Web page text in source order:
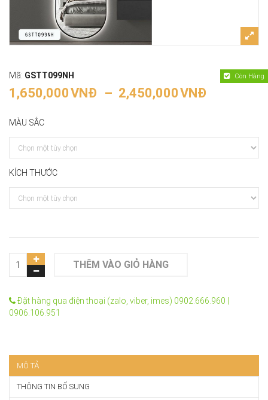
Mã: GSTT099NH
1,650,000VNĐ – 2,450,000VNĐ
Còn Hàng
MÀU SẮC
KÍCH THƯỚC
THÊM VÀO GIỎ HÀNG
Đặt hàng qua điện thoại (zalo, viber, imes) 0902.666.960 |
0906.106.951
MÔ TẢ
THÔNG TIN BỔ SUNG